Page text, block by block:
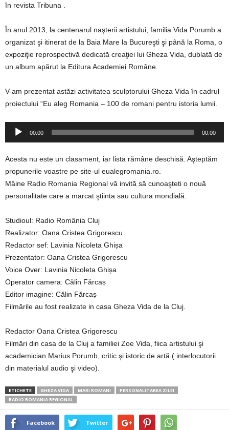
în revista Tribuna .
În anul 2013, la centenarul naşterii artistului, familia Vida Porumb a
organizat şi itinerat de la Baia Mare la Bucureşti şi până la Roma, o
expoziţie reprospectivă dedicată creaţiei lui Gheza Vida, dublată de
un album apărut la Editura Academiei Române.
V-am prezentat astăzi activitatea sculptorului Gheza Vida în cadrul
proiectului “Eu aleg Romania – 100 de romani pentru istoria lumii.
Player
00:00 00:00
Acesta nu este un clasament, iar lista rămâne deschisă. Aşteptăm
propunerile voastre pe site-ul eualegromania.ro.
Mâine Radio Romania Regional vă invită să cunoaşteti o nouă
personalitate care a marcat ştiinta sau cultura mondială.
Studioul: Radio România Cluj
Realizator: Oana Cristea Grigorescu
Redactor sef: Lavinia Nicoleta Ghișa
Prezentator: Oana Cristea Grigorescu
Voice Over: Lavinia Nicoleta Ghișa
Operator camera: Călin Fărcaș
Editor imagine: Călin Fărcaș
Filmările au fost realizate in casa Gheza Vida de la Cluj.
Redactor Oana Cristea Grigorescu
Filmări din casa de la Cluj a familiei Zoe Vida, fiica artistului şi
academician Marius Porumb, critic şi istoric de artă.( interlocutorii
din materialul audio şi video).
ETICHETE GHEZA VIDA MARI ROMANI
PERSONALITAREA ZILEI
RADIO ROMANIA REGIONAL
Facebook Twitter